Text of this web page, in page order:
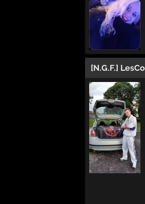
[N.G.F.]